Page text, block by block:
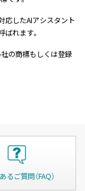
応したAIアシスタント
ばれます。
の商標もしくは登録
るご質問（FAQ）